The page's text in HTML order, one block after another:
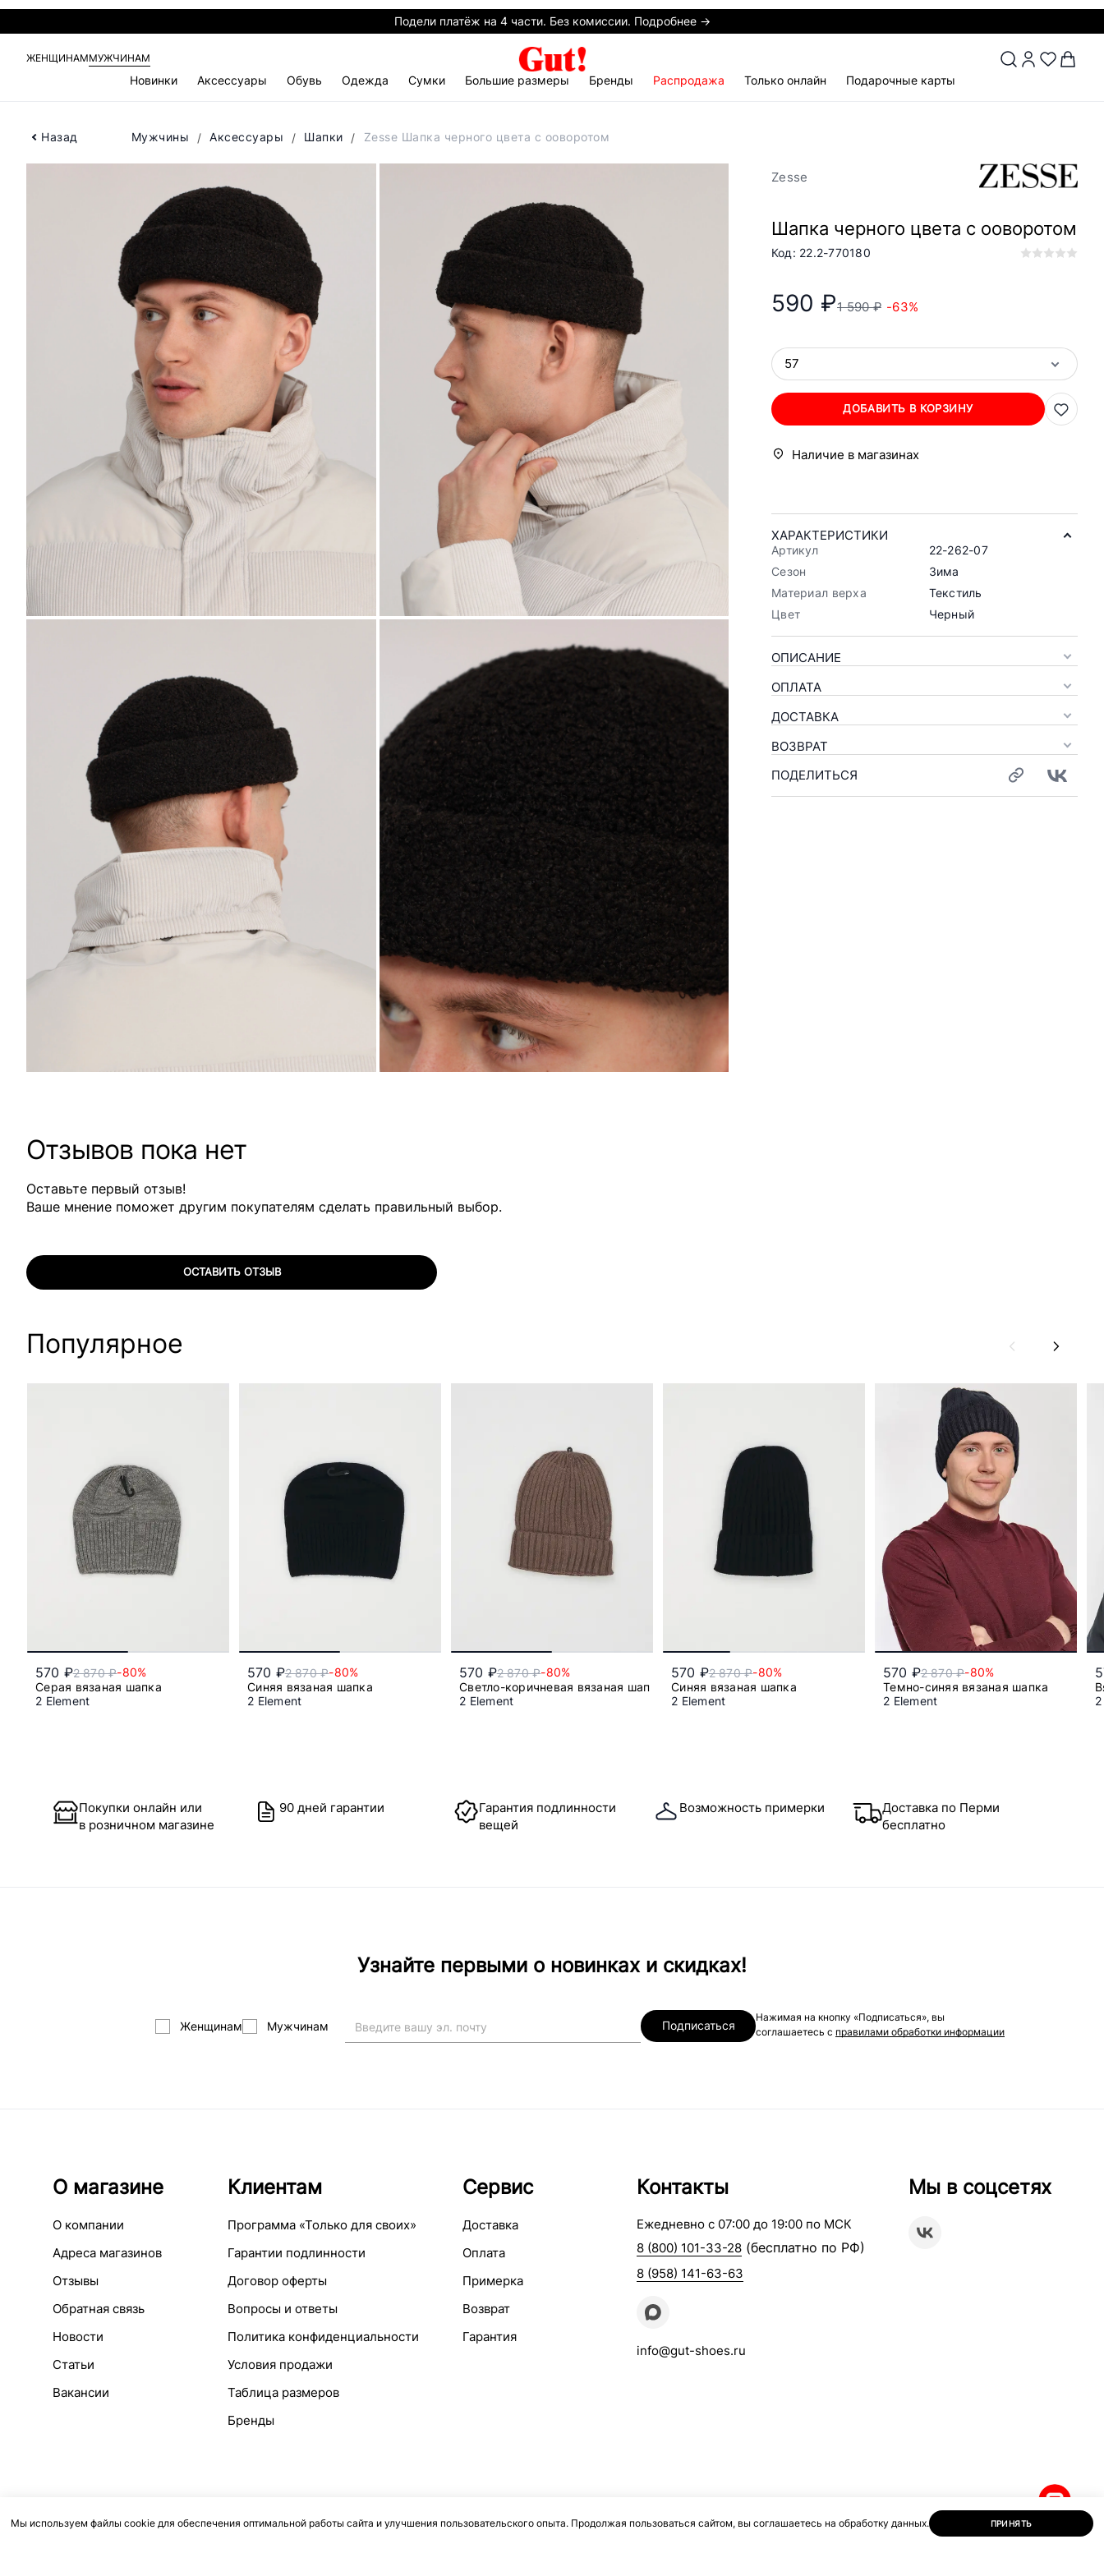
Подели платёж на 4 части. Без комиссии. Подробнее →
ЖЕНЩИНАММУЖЧИНАМ
Новинки Аксессуары Обувь Одежда Сумки Большие размеры Бренды Распродажа Только онлайн Подарочные карты
Назад Мужчины Аксессуары Шапки Zesse Шапка черного цвета с ооворотом
Zesse
Шапка черного цвета с ооворотом
Код: 22.2-770180
590 ₽1 590 ₽ -63%
57
ДОБАВИТЬ В КОРЗИНУ
Наличие в магазинах
ХАРАКТЕРИСТИКИ
Артикул
22-262-07
Сезон
Зима
Материал верха
Текстиль
Цвет
Черный
ОПИСАНИЕ
ОПЛАТА
ДОСТАВКА
ВОЗВРАТ
ПОДЕЛИТЬСЯ
Отзывов пока нет
Оставьте первый отзыв!
Ваше мнение поможет другим покупателям сделать правильный выбор.
ОСТАВИТЬ ОТЗЫВ
Популярное
570 ₽2 870 ₽-80%
Серая вязаная шапка
2 Element
570 ₽2 870 ₽-80%
Синяя вязаная шапка
2 Element
570 ₽2 870 ₽-80%
Светло-коричневая вязаная шапка
2 Element
570 ₽2 870 ₽-80%
Синяя вязаная шапка
2 Element
570 ₽2 870 ₽-80%
Темно-синяя вязаная шапка
2 Element
Покупки онлайн или
в розничном магазине
90 дней гарантии
Гарантия подлинности
вещей
Возможность примерки
Доставка по Перми
бесплатно
Узнайте первыми о новинках и скидках!
Женщинам Мужчинам Подписаться
Нажимая на кнопку «Подписаться», вы
соглашаетесь с правилами обработки информации
О магазине
О компании
Адреса магазинов
Отзывы
Обратная связь
Новости
Статьи
Вакансии
Клиентам
Программа «Только для своих»
Гарантии подлинности
Договор оферты
Вопросы и ответы
Политика конфиденциальности
Условия продажи
Таблица размеров
Бренды
Сервис
Доставка
Оплата
Примерка
Возврат
Гарантия
Контакты
Ежедневно с 07:00 до 19:00 по МСК
8 (800) 101-33-28 (бесплатно по РФ)
8 (958) 141-63-63
info@gut-shoes.ru
Мы в соцсетях
Мы используем файлы cookie для обеспечения оптимальной работы сайта и улучшения пользовательского опыта. Продолжая пользоваться сайтом, вы соглашаетесь на обработку данных. ПРИНЯТЬ